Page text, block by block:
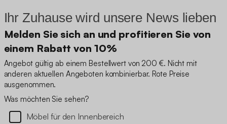
Ihr Zuhause wird unsere News lieben
Melden Sie sich an und profitieren Sie von
einem Rabatt von 10%
Angebot gültig ab einem Bestellwert von 200 €. Nicht mit
anderen aktuellen Angeboten kombinierbar. Rote Preise
ausgenommen.
Was möchten Sie sehen?
Möbel für den Innenbereich